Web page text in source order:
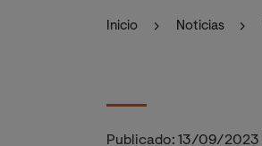
Inicio Noticias
Publicado: 13/09/2023